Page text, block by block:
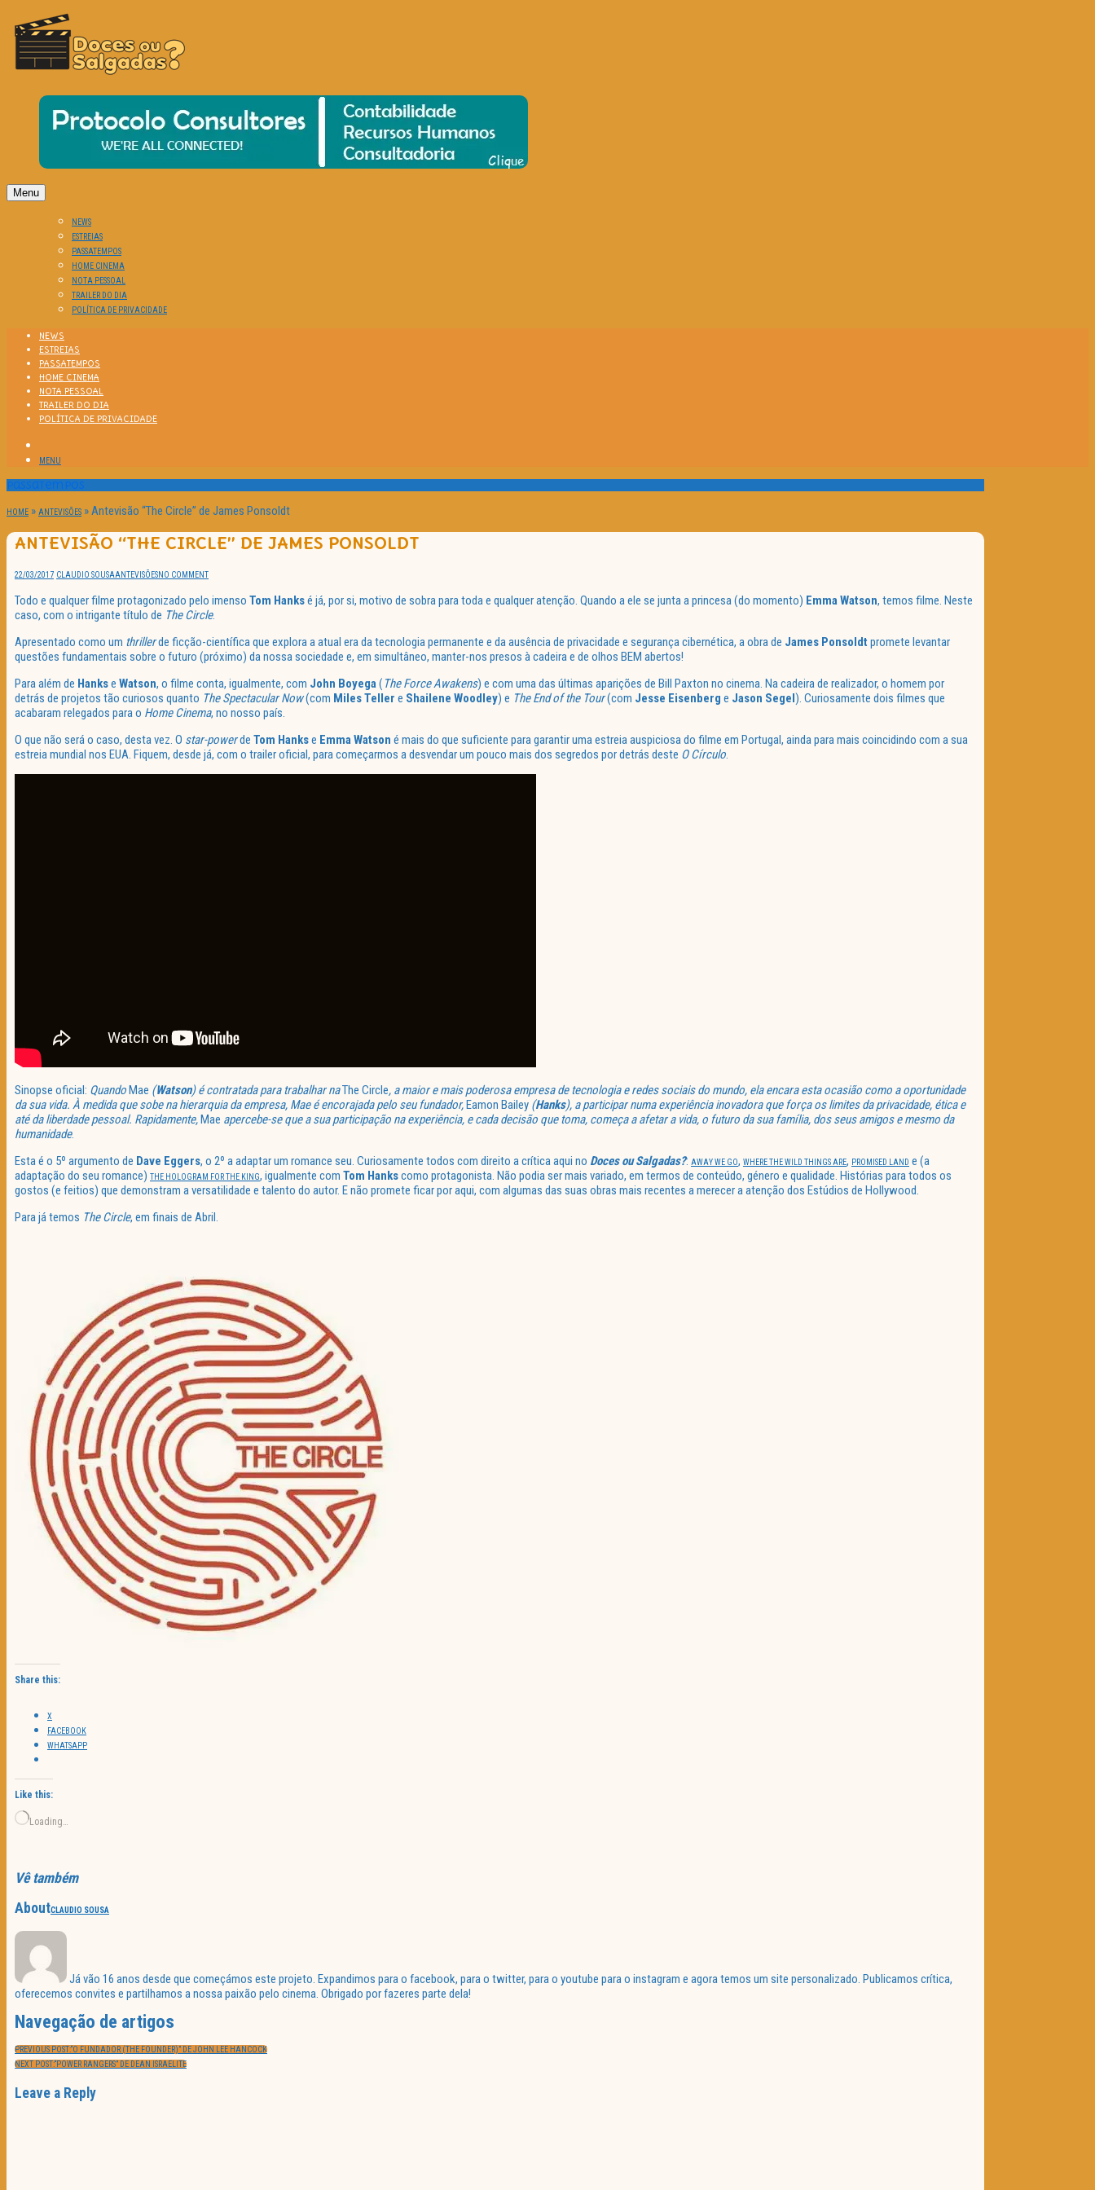
DOCES OU SALGADAS?
O Cinema? Uma Paixão!!
Menu
NEWS
ESTREIAS
PASSATEMPOS
HOME CINEMA
NOTA PESSOAL
TRAILER DO DIA
POLÍTICA DE PRIVACIDADE
NEWS
ESTREIAS
PASSATEMPOS
HOME CINEMA
NOTA PESSOAL
TRAILER DO DIA
POLÍTICA DE PRIVACIDADE
MENU
Passatempos
HOME » ANTEVISÕES »Antevisão “The Circle” de James Ponsoldt
ANTEVISÃO “THE CIRCLE” DE JAMES PONSOLDT
22/03/2017 CLAUDIO SOUSAANTEVISÕESNO COMMENT
Todo e qualquer filme protagonizado pelo imenso Tom Hanksé já, por si, motivo de sobra para toda e qualquer atenção. Quando a ele se junta a princesa (do momento) Emma Watson, temos filme. Neste
caso, com o intrigante título de The Circle.
Apresentado como um thrillerde ficção-científica que explora a atual era da tecnologia permanente e da ausência de privacidade e segurança cibernética, a obra de James Ponsoldtpromete levantar
questões fundamentais sobre o futuro (próximo) da nossa sociedade e, em simultâneo, manter-nos presos à cadeira e de olhos BEM abertos!
Para além de Hankse Watson, o filme conta, igualmente, com John Boyega( The Force Awakens) e com uma das últimas aparições de Bill Paxton no cinema. Na cadeira de realizador, o homem por
detrás de projetos tão curiosos quanto The Spectacular Now(com Miles Teller e Shailene Woodley) e The End of the Tour(com Jesse Eisenberg e Jason Segel). Curiosamente dois filmes que
acabaram relegados para o Home Cinema, no nosso país.
O que não será o caso, desta vez. O star-powerde Tom Hankse EmmaWatson é mais do que suficiente para garantir uma estreia auspiciosa do filme em Portugal, ainda para mais coincidindo com a sua
estreia mundial nos EUA. Fiquem, desde já, com o trailer oficial, para começarmos a desvendar um pouco mais dos segredos por detrás deste O Círculo.
Sinopse oficial: QuandoMae (Watson) é contratada para trabalhar naThe Circle, a maior e mais poderosa empresa de tecnologia e redes sociais do mundo, ela encara esta ocasião como a oportunidade
da sua vida. À medida que sobe na hierarquia da empresa, Mae é encorajada pelo seu fundador,Eamon Bailey (Hanks), a participar numa experiência inovadora que força os limites da privacidade, ética e
até da liberdade pessoal. Rapidamente,Mae apercebe-se que a sua participação na experiência, e cada decisão que toma, começa a afetar a vida, o futuro da sua família, dos seus amigos e mesmo da
humanidade.
Esta é o 5º argumento de Dave Eggers, o 2º a adaptar um romance seu. Curiosamente todos com direito a crítica aqui no Doces ou Salgadas?: AWAY WE GO, WHERE THE WILD THINGS ARE, PROMISED LAND e (a
adaptação do seu romance) THE HOLOGRAM FOR THE KING, igualmente com Tom Hankscomo protagonista. Não podia ser mais variado, em termos de conteúdo, género e qualidade. Histórias para todos os
gostos (e feitios) que demonstram a versatilidade e talento do autor. E não promete ficar por aqui, com algumas das suas obras mais recentes a merecer a atenção dos Estúdios de Hollywood.
Para já temos The Circle, em finais de Abril.
Share this:
X
FACEBOOK
WHATSAPP
Like this:
Loading…
Vê também
AboutCLAUDIO SOUSA
Já vão 16 anos desde que começámos este projeto. Expandimos para o facebook, para o twitter, para o youtube para o instagram e agora temos um site personalizado. Publicamos crítica,
oferecemos convites e partilhamos a nossa paixão pelo cinema. Obrigado por fazeres parte dela!
Navegação de artigos
PREVIOUS POST:“O FUNDADOR (THE FOUNDER)” DE JOHN LEE HANCOCK
NEXT POST:“POWER RANGERS” DE DEAN ISRAELITE
Leave a Reply